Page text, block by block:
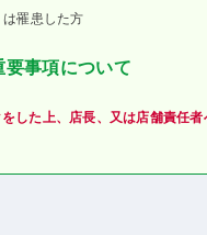
罹患した方
事項について
した上、店長、又は店舗責任者